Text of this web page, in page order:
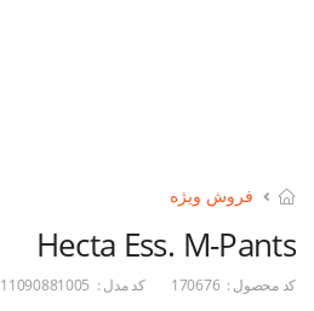
فروش ویژه
Hecta Ess. M-Pants
کد محصول : 170676 کد مدل : 11090881005